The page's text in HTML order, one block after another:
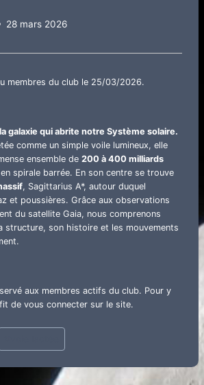
28 mars 2026
membres du club le 25/03/2026.
galaxie qui abrite notre Système solaire.
comme un simple voile lumineux, elle
ensemble de 200 à 400 milliards
spirale barrée. En son centre se trouve
, Sagittarius A*, autour duquel
et poussières. Grâce aux observations
du satellite Gaia, nous comprenons
structure, son histoire et les mouvements
aux membres actifs du club. Pour y
de vous connecter sur le site.